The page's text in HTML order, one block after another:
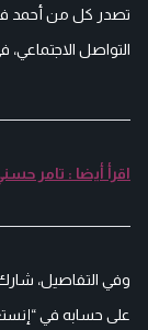
تصدر كل من أحمد
التواصل
اقرأ أيضا : تامر
وفي التفاصيل،
على حسابه في